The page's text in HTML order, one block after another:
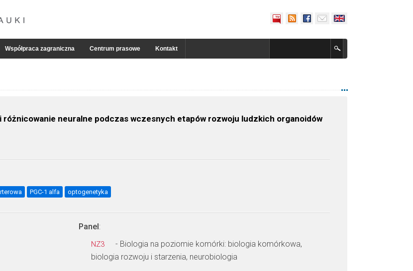
Współpraca zagraniczna Centrum prasowe Kontakt
różnicowanie neuralne podczas wczesnych etapów rozwoju ludzkich organoidów
PGC-1 alfa optogenetyka
Panel:
NZ3
- Biologia na poziomie komórki: biologia komórkowa,
biologia rozwoju i starzenia, neurobiologia